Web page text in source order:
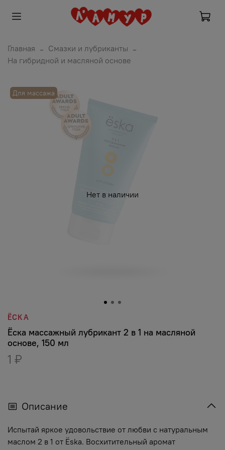
Главная
Смазки и лубриканты
На гибридной и масляной основе
Нет в наличии
Для массажа
ЁСКА
Ёска массажный лубрикант 2 в 1 на масляной
основе, 150 мл
1 ₽
Описание
Испытай яркое удовольствие от любви с натуральным
маслом 2 в 1 от Ёska. Восхитительный аромат